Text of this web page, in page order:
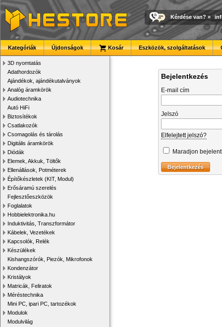
Kérdése van? »
Kategóriák Újdonságok Kosár Eszközök, szolgáltatások
3D nyomtatás
Adathordozók
Ajándékok, ajándékutalványok
Analóg áramkörök
Audiotechnika
Autó HiFi
Biztosítékok
Csatlakozók
Csomagolás és tárolás
Digitális áramkörök
Diódák
Elemek, Akkuk, Töltők
Ellenállások, Potméterek
Építőkészletek (KIT, Modul)
Erősáramú szerelés
Fejlesztőeszközök
Foglalatok
Hobbielektronika.hu
Induktivitás, Transzformátor
Kábelek, Vezetékek
Kapcsolók, Relék
Készülékek
Kishangszórók, Piezók, Mikrofonok
Kondenzátor
Kristályok
Matricák, Feliratok
Méréstechnika
Mini PC, ipari PC, tartozékok
Modulok
Modulvilág
Bejelentkezés
E-mail cím
Jelszó
Elfelejtett jelszó?
Maradjon